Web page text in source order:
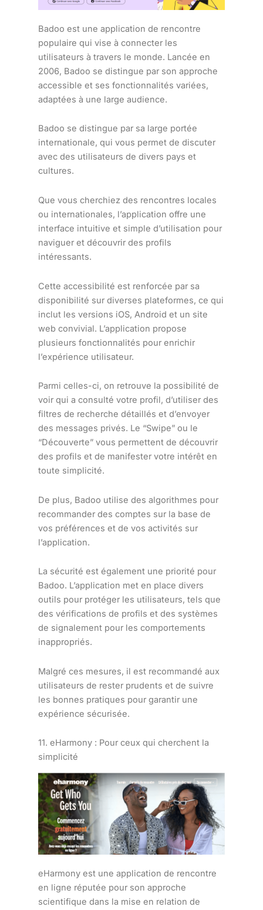
Badoo est une application de rencontre
populaire qui vise à connecter les
utilisateurs à travers le monde. Lancée en
2006, Badoo se distingue par son approche
accessible et ses fonctionnalités variées,
adaptées à une large audience.
Badoo se distingue par sa large portée
internationale, qui vous permet de discuter
avec des utilisateurs de divers pays et
cultures.
Que vous cherchiez des rencontres locales
ou internationales, l’application offre une
interface intuitive et simple d’utilisation pour
naviguer et découvrir des profils
intéressants.
Cette accessibilité est renforcée par sa
disponibilité sur diverses plateformes, ce qui
inclut les versions iOS, Android et un site
web convivial. L’application propose
plusieurs fonctionnalités pour enrichir
l’expérience utilisateur.
Parmi celles-ci, on retrouve la possibilité de
voir qui a consulté votre profil, d’utiliser des
filtres de recherche détaillés et d’envoyer
des messages privés. Le “Swipe” ou le
“Découverte” vous permettent de découvrir
des profils et de manifester votre intérêt en
toute simplicité.
De plus, Badoo utilise des algorithmes pour
recommander des comptes sur la base de
vos préférences et de vos activités sur
l’application.
La sécurité est également une priorité pour
Badoo. L’application met en place divers
outils pour protéger les utilisateurs, tels que
des vérifications de profils et des systèmes
de signalement pour les comportements
inappropriés.
Malgré ces mesures, il est recommandé aux
utilisateurs de rester prudents et de suivre
les bonnes pratiques pour garantir une
expérience sécurisée.
11. eHarmony : Pour ceux qui cherchent la
simplicité
eHarmony est une application de rencontre
en ligne réputée pour son approche
scientifique dans la mise en relation de